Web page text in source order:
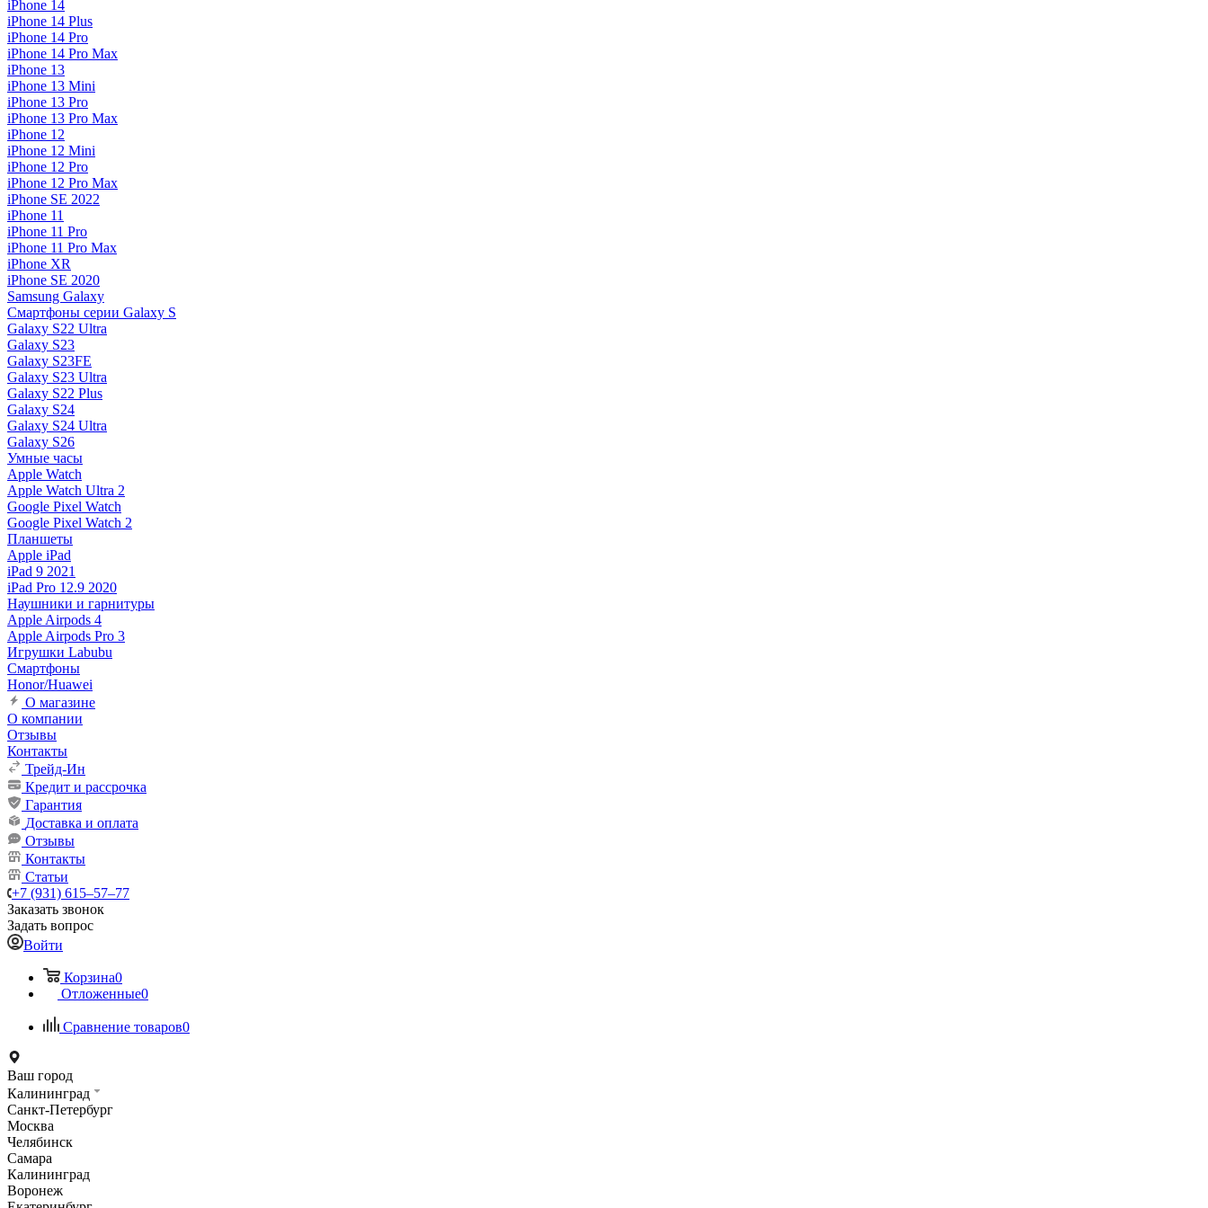
iPhone 14
iPhone 14 Plus
iPhone 14 Pro
iPhone 14 Pro Max
iPhone 13
iPhone 13 Mini
iPhone 13 Pro
iPhone 13 Pro Max
iPhone 12
iPhone 12 Mini
iPhone 12 Pro
iPhone 12 Pro Max
iPhone SE 2022
iPhone 11
iPhone 11 Pro
iPhone 11 Pro Max
iPhone XR
iPhone SE 2020
Samsung Galaxy
Смартфоны серии Galaxy S
Galaxy S22 Ultra
Galaxy S23
Galaxy S23FE
Galaxy S23 Ultra
Galaxy S22 Plus
Galaxy S24
Galaxy S24 Ultra
Galaxy S26
Умные часы
Apple Watch
Apple Watch Ultra 2
Google Pixel Watch
Google Pixel Watch 2
Планшеты
Apple iPad
iPad 9 2021
iPad Pro 12.9 2020
Наушники и гарнитуры
Apple Airpods 4
Apple Airpods Pro 3
Игрушки Labubu
Смартфоны
Honor/Huawei
О магазине
О компании
Отзывы
Контакты
Трейд-Ин
Кредит и рассрочка
Гарантия
Доставка и оплата
Отзывы
Контакты
Статьи
+7 (931) 615‒57‒77
Заказать звонок
Задать вопрос
Войти
Корзина0
Отложенные0
Сравнение товаров0
Ваш город
Калининград
Санкт-Петербург
Москва
Челябинск
Самара
Калининград
Воронеж